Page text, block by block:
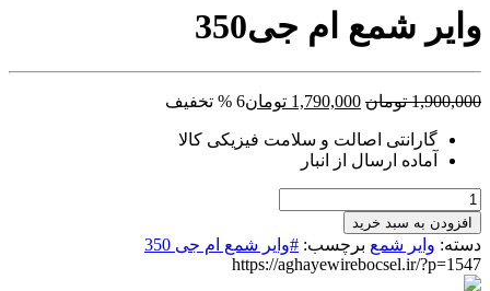
وایر شمع ام جی350
1,900,000 تومان قیمت
1,900,000 تومان
بود.
1,790,000 تومان6 % تخفیف
گارانتی اصالت و سلامت فیزیکی کالا
آماده ارسال از انبار
وایر
شمع
ام
جی350
عدد
افزودن به سبد خرید
دسته: وایر شمع برچسب: #وایر شمع ام جی 350
https://aghayewirebocsel.ir/?p=1547